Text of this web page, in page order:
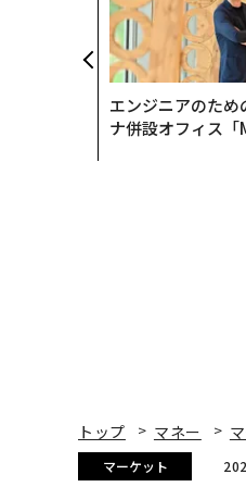
エンジニアのため
ナ併設オフィス
トップ マネー
マーケット